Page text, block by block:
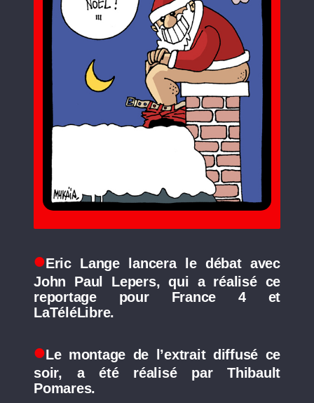
Eric Lange lancera le débat avec
John Paul Lepers, qui a réalisé ce
reportage pour France 4 et
LaTéléLibre.
Le montage de l’extrait diffusé ce
soir, a été réalisé par Thibault
Pomares.